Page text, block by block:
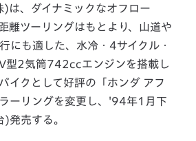
、ダイナミックなオフロー
離ツーリングはもとより、山道や
にも適した、水冷・4サイクル・
型2気筒742ccエンジンを搭載し
イクとして好評の「ホンダ アフ
ーリングを変更し、'94年1月下
発売する。